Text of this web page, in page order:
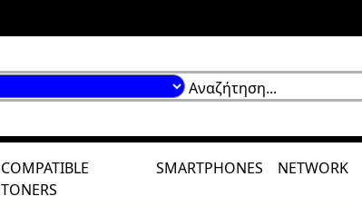
COMPATIBLE
TONERS
SMARTPHONES NETWORK